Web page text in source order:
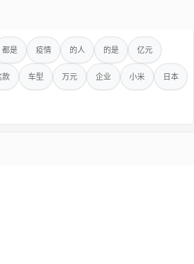
都是 疫情 的人 的是 亿元
款 车型 万元 企业 小米 日本